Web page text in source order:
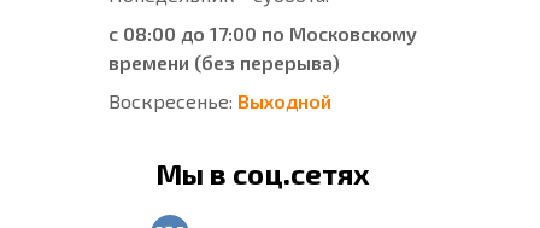
с 08:00 до 17:00 по Московскому
времени (без перерыва)
Воскресенье: Выходной
Мы в соц.сетях